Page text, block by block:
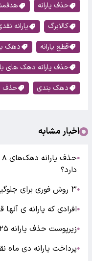
حذف یارانه
کالابرگ
یارانه
قطع یارانه
دهک
حذف یارانه دهک های
دهک بندی
حذف
اخبار مشابه
●
دارد؟
●۳ روش فوری برای جلوگیری از قطع یارانه نقدی
●افرادی که یارانه ی
●زیرپوست حذف یارانه ۲۵ میلیون ایرانی!
●پرداخت یارانه دی ماه